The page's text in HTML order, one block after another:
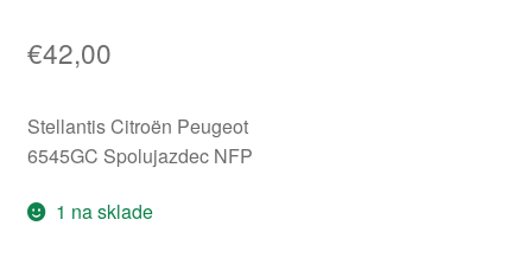
€42,00
Stellantis Citroën Peugeot
6545GC Spolujazdec NFP
1 na sklade